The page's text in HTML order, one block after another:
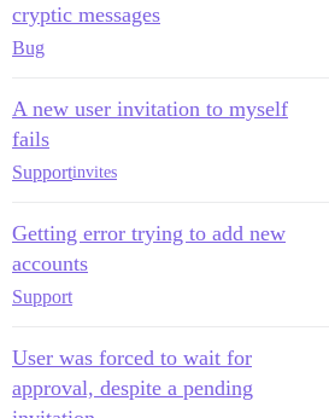
cryptic messages
Bug
A new user invitation to myself
fails
Supportinvites
Getting error trying to add new
accounts
Support
User was forced to wait for
approval, despite a pending